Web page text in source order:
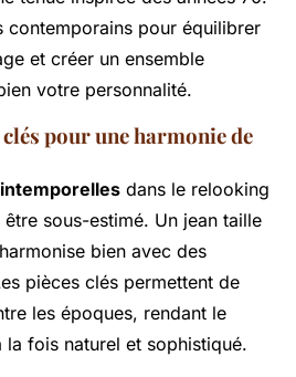
contemporains pour équilibrer
et créer un ensemble
votre personnalité.
pour une harmonie de
dans le relooking
sous-estimé. Un jean taille
bien avec des
pièces clés permettent de
les époques, rendant le
la fois naturel et sophistiqué.